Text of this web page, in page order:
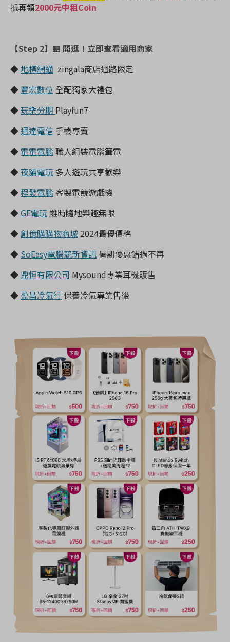
抵再領2000元中租Coin
【Step 2】 🏪 開逛！立即查看適用商家
◆地標網通 zingala商店通路限定
◆ 豐宏數位 全配獨家大禮包
◆玩樂分期 Playfun7
◆ 通達電信 手機專賣
◆ 電電電腦 職人組裝電腦筆電
◆夜貓電玩 多人遊玩共享歡樂
◆程發電腦 客製電競遊戲機
◆GE電玩雖時隨地樂趣無限
◆創億購購物商城 2024最優價格
◆ SoEasy電腦競新資訊 暑期優惠錯過不再
◆鼎恒有限公司 Mysound專業耳機販售
◆盈昌冷氣行保養冷氣專業售後